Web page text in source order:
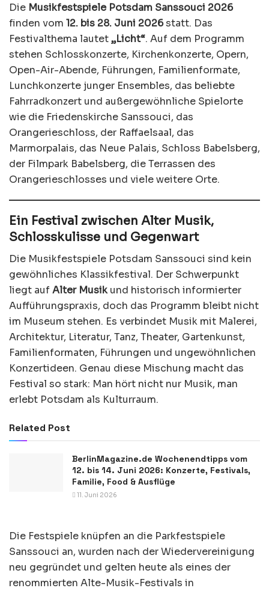
Die Musikfestspiele Potsdam Sanssouci 2026
finden vom 12. bis 28. Juni 2026statt. Das
Festivalthema lautet„Licht“. Auf dem Programm
stehen Schlosskonzerte, Kirchenkonzerte, Opern,
Open-Air-Abende, Führungen, Familienformate,
Lunchkonzerte junger Ensembles, das beliebte
Fahrradkonzert und außergewöhnliche Spielorte
wie die Friedenskirche Sanssouci, das
Orangerieschloss, der Raffaelsaal, das
Marmorpalais, das Neue Palais, Schloss Babelsberg,
der Filmpark Babelsberg, die Terrassen des
Orangerieschlosses und viele weitere Orte.
Ein Festival zwischen Alter Musik,
Schlosskulisse und Gegenwart
Die Musikfestspiele Potsdam Sanssouci sind kein
gewöhnliches Klassikfestival. Der Schwerpunkt
liegt aufAlter Musikund historisch informierter
Aufführungspraxis, doch das Programm bleibt nicht
im Museum stehen. Es verbindet Musik mit Malerei,
Architektur, Literatur, Tanz, Theater, Gartenkunst,
Familienformaten, Führungen und ungewöhnlichen
Konzertideen. Genau diese Mischung macht das
Festival so stark: Man hört nicht nur Musik, man
erlebt Potsdam als Kulturraum.
Related Post
BerlinMagazine.de Wochenendtipps vom
12. bis 14. Juni 2026: Konzerte, Festivals,
Familie, Food & Ausflüge
11. Juni 2026
Die Festspiele knüpfen an die Parkfestspiele
Sanssouci an, wurden nach der Wiedervereinigung
neu gegründet und gelten heute als eines der
renommierten Alte-Musik-Festivals in